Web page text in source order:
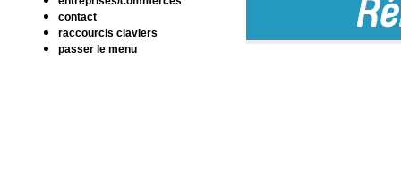
contact
raccourcis claviers
passer le menu